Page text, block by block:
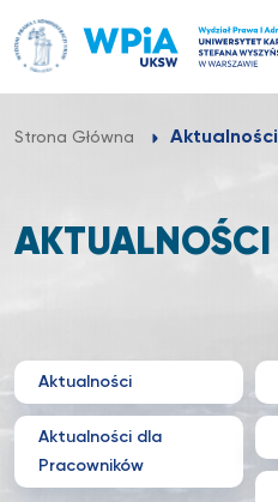
do
treści
Strona Główna Aktualności
AKTUALNOŚCI
Aktualności
Aktualności dla
Pracowników